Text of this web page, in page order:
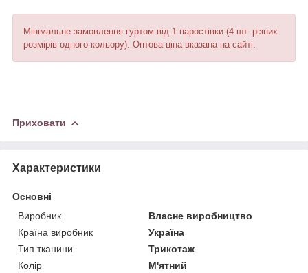
Мінімальне замовлення гуртом від 1 паростівки (4 шт. різних
розмірів одного кольору). Оптова ціна вказана на сайті.
Приховати
Характеристики
Основні
Виробник
Власне виробництво
Країна виробник
Україна
Тип тканини
Трикотаж
Колір
М'ятний